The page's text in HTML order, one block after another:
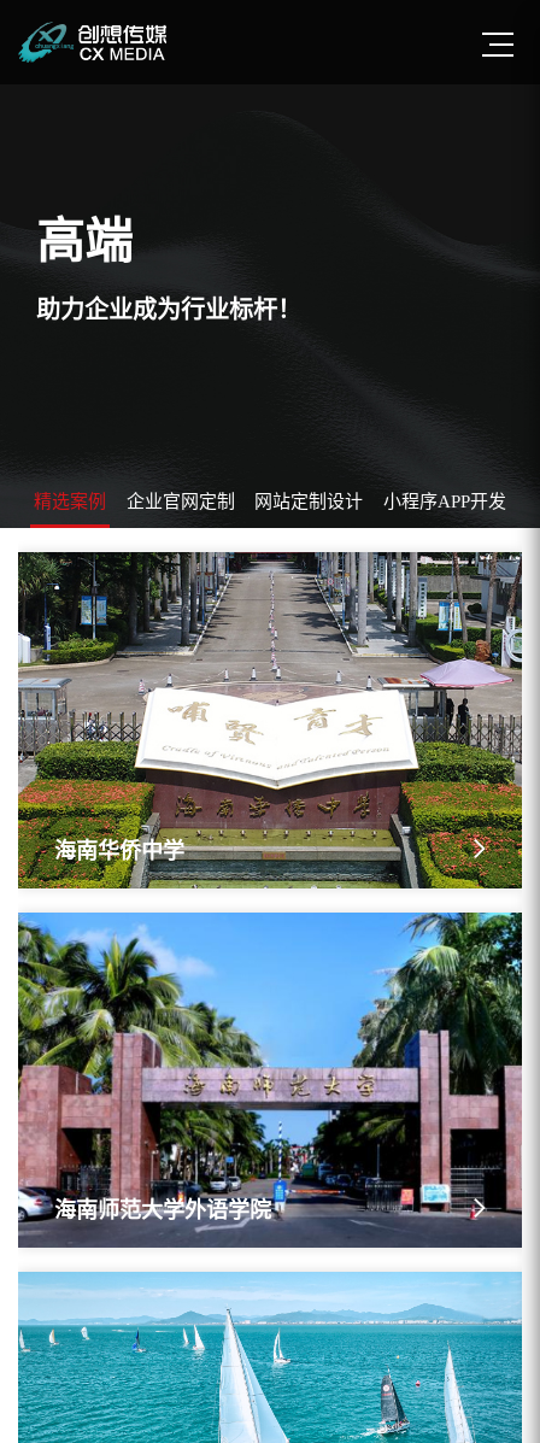
高端
助力企业成为行业标杆！
精选案例 企业官网定制 网站定制设计 小程序APP开发
海南华侨中学
海南师范大学外语学院